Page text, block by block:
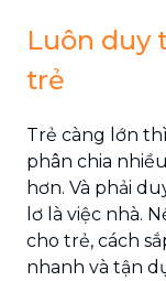
Luôn duy
trẻ
Trẻ càng lớn
phân chia
hơn. Và phải
lơ là việc nhà.
cho trẻ, cách
nhanh và tận